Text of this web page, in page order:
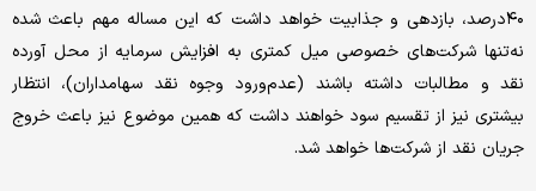
۴۰‌درصد، بازدهی و جذابیت خواهد ‌‌‌داشت که این مساله مهم باعث شده
نه‌تنها شرکت‌های خصوصی میل کمتری به افزایش سرمایه از محل آورده
نقد و مطالبات داشته ‌‌‌باشند (عدم‌ورود وجوه نقد سهامداران)، انتظار
بیشتری نیز از تقسیم سود خواهند داشت که همین موضوع نیز باعث خروج
جریان نقد از شرکت‌ها خواهد ‌‌‌شد.